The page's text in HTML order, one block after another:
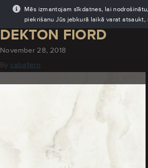
Mēs izmantojam sīkdatnes, lai
piekrišanu Jūs jebkurā laikā varat
DEKTON FIORD
November 28, 2018
By caballero